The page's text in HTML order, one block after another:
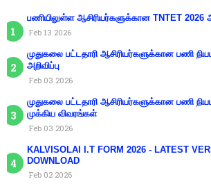
பணியிலுள்ள ஆசிரியர்களுக்கான TNTET 2026
Feb 13 2026
முதுகலை பட்டதாரி ஆசிரியர்களுக்கான பணி
அறிவிப்பு
Feb 03 2026
முதுகலை பட்டதாரி ஆசிரியர்களுக்கான பணி
முக்கிய விவரங்கள்
Feb 03 2026
KALVISOLAI I.T FORM 2026 - LATEST
DOWNLOAD
Feb 02 2026